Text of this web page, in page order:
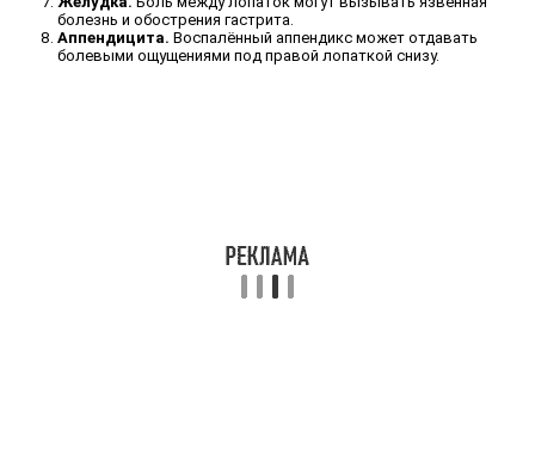
болезнь и обострения гастрита.
Аппендицита. Воспалённый аппендикс может отдавать
болевыми ощущениями под правой лопаткой снизу.